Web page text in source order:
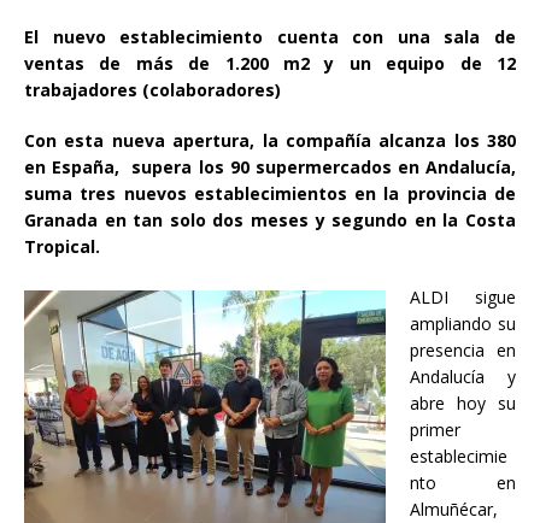
El nuevo establecimiento cuenta con una sala de
ventas de más de 1.200 m2 y un equipo de 12
trabajadores (colaboradores)
Con esta nueva apertura, la compañía alcanza los 380
en España, supera los 90 supermercados en Andalucía,
suma tres nuevos establecimientos en la provincia de
Granada en tan solo dos meses y segundo en la Costa
Tropical.
ALDI sigue
ampliando su
presencia en
Andalucía y
abre hoy su
primer
establecimie
nto en
Almuñécar,